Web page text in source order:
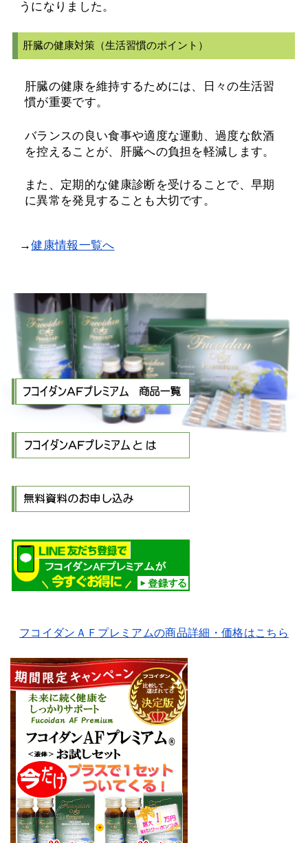
うになりました。
肝臓の健康対策（生活習慣のポイント）
肝臓の健康を維持するためには、日々の生活習
慣が重要です。
バランスの良い食事や適度な運動、過度な飲酒
を控えることが、肝臓への負担を軽減します。
また、定期的な健康診断を受けることで、早期
に異常を発見することも大切です。
→健康情報一覧へ
フコイダンＡＦプレミアムの商品詳細・価格はこちら